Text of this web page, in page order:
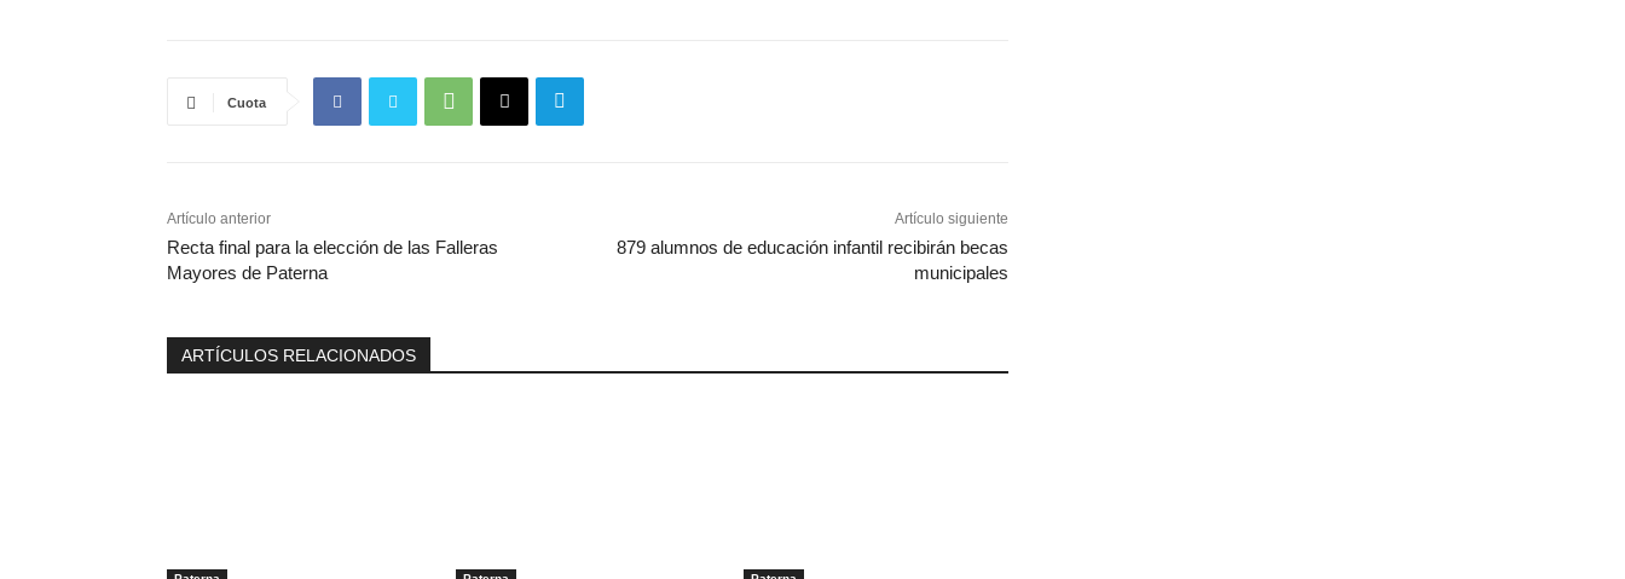
Cuota
Artículo anterior
Recta final para la elección de las Falleras
Mayores de Paterna
Artículo siguiente
879 alumnos de educación infantil recibirán becas
municipales
ARTÍCULOS RELACIONADOS